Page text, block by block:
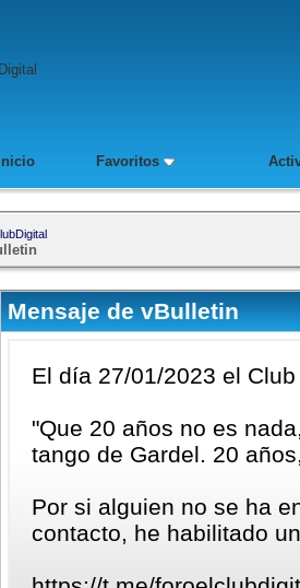
Inicio Favoritos
Mensaje de vBulletin
El día 27/01/2023 el
"Que 20 años no es
tango de Gardel. 20
Por si alguien no se ha
contacto, he habilitado